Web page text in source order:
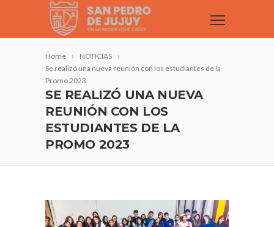
Home
NOTICIAS
Se realizó una nueva reunión con los estudiantes de la
Promo 2023
SE REALIZÓ UNA NUEVA
REUNIÓN CON LOS
ESTUDIANTES DE LA
PROMO 2023